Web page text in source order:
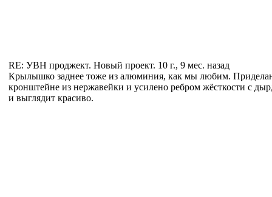
RE: УВН проджект. Новый проект. 10 г., 9 мес. назад
Крылышко заднее тоже из алюминия, как мы любим.
кронштейне из нержавейки и усилено ребром жёсткости с
и выглядит красиво.